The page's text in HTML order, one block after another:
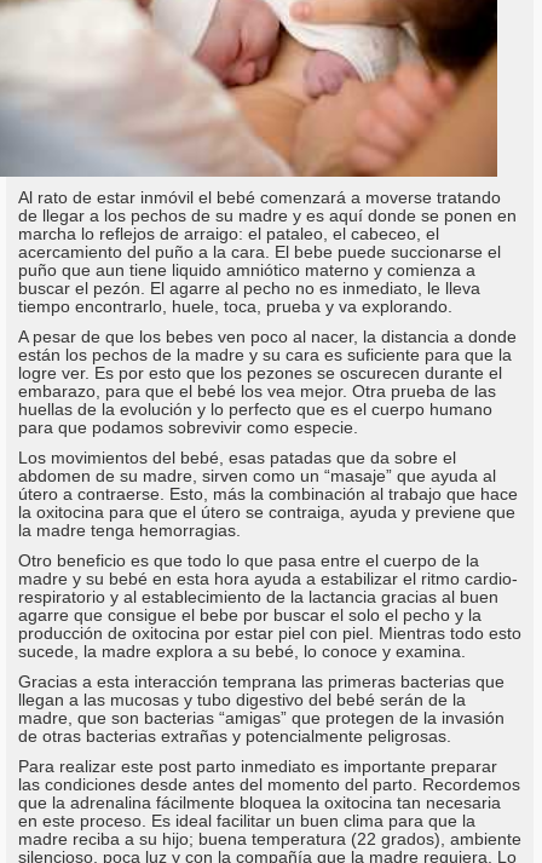
Al rato de estar inmóvil el bebé comenzará a moverse tratando
de llegar a los pechos de su madre y es aquí donde se ponen en
marcha lo reflejos de arraigo: el pataleo, el cabeceo, el
acercamiento del puño a la cara. El bebe puede succionarse el
puño que aun tiene liquido amniótico materno y comienza a
buscar el pezón. El agarre al pecho no es inmediato, le lleva
tiempo encontrarlo, huele, toca, prueba y va explorando.
A pesar de que los bebes ven poco al nacer, la distancia a donde
están los pechos de la madre y su cara es suficiente para que la
logre ver. Es por esto que los pezones se oscurecen durante el
embarazo, para que el bebé los vea mejor. Otra prueba de las
huellas de la evolución y lo perfecto que es el cuerpo humano
para que podamos sobrevivir como especie.
Los movimientos del bebé, esas patadas que da sobre el
abdomen de su madre, sirven como un “masaje” que ayuda al
útero a contraerse. Esto, más la combinación al trabajo que hace
la oxitocina para que el útero se contraiga, ayuda y previene que
la madre tenga hemorragias.
Otro beneficio es que todo lo que pasa entre el cuerpo de la
madre y su bebé en esta hora ayuda a estabilizar el ritmo cardio-
respiratorio y al establecimiento de la lactancia gracias al buen
agarre que consigue el bebe por buscar el solo el pecho y la
producción de oxitocina por estar piel con piel. Mientras todo esto
sucede, la madre explora a su bebé, lo conoce y examina.
Gracias a esta interacción temprana las primeras bacterias que
llegan a las mucosas y tubo digestivo del bebé serán de la
madre, que son bacterias “amigas” que protegen de la invasión
de otras bacterias extrañas y potencialmente peligrosas.
Para realizar este post parto inmediato es importante preparar
las condiciones desde antes del momento del parto. Recordemos
que la adrenalina fácilmente bloquea la oxitocina tan necesaria
en este proceso. Es ideal facilitar un buen clima para que la
madre reciba a su hijo; buena temperatura (22 grados), ambiente
silencioso, poca luz y con la compañía que la madre requiera. Lo